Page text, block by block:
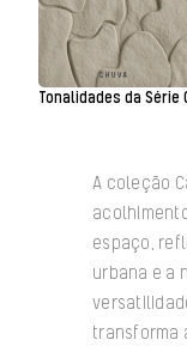
Tonalidades da Série
A coleção
espaço,
urbana e a
transforma